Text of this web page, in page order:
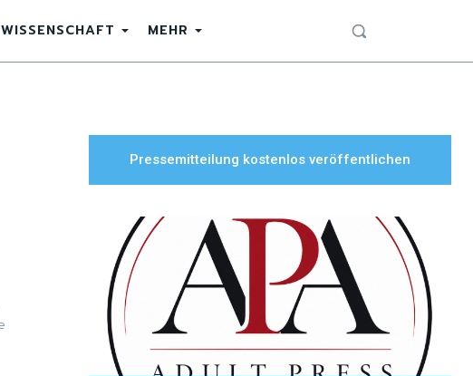
WISSENSCHAFT MEHR
Pressemitteilung kostenlos veröffentlichen